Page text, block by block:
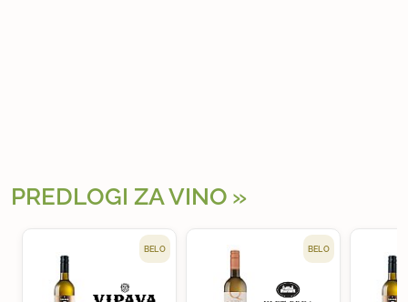
PREDLOGI ZA VINO
BELO BELO